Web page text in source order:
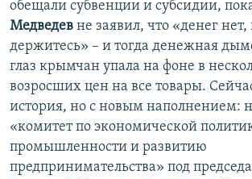
обещали субвенции и субсидии,
Медведев не заявил, что «денег
держитесь» – и тогда денежная
глаз крымчан упала на фоне в
возросших цен на все товары.
история, но с новым наполнением:
«комитет по экономической
промышленности и развитию
предпринимательства» под